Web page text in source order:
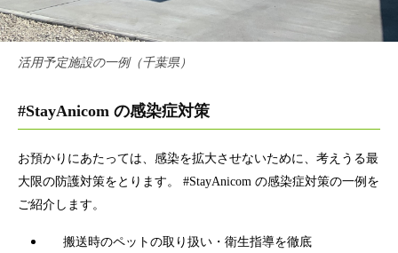
活用予定施設の⼀例（千葉県）
#StayAnicom の感染症対策
お預かりにあたっては、感染を拡大させないために、考えうる最
大限の防護対策をとります。 #StayAnicom の感染症対策の一例を
ご紹介します。
搬送時のペットの取り扱い・衛生指導を徹底